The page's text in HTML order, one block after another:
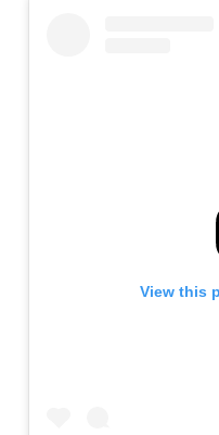
View this